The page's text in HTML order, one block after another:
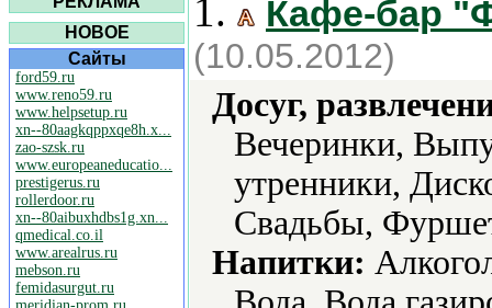
НОВОЕ
Сайты
ford59.ru
www.reno59.ru
www.helpsetup.ru
xn--80aagkqppxqe8h.x...
zao-szsk.ru
www.europeaneducatio...
prestigerus.ru
rollerdoor.ru
xn--80aibuxhdbs1g.xn...
qmedical.co.il
www.arealrus.ru
mebson.ru
femidasurgut.ru
1. Кафе-бар
(10.05.2012)
Досуг,
Вечеринки,
утренники,
Свадьбы,
Напитки: